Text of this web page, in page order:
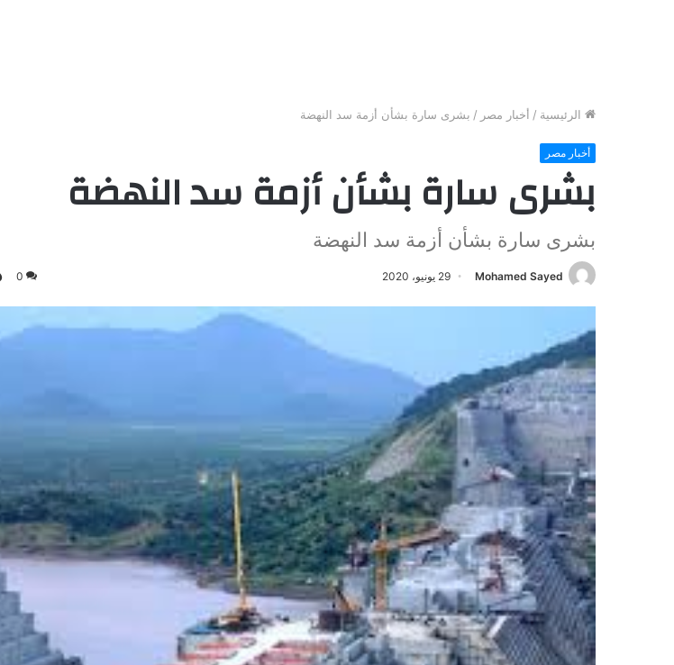
الرئيسية / أخبار مصر / بشرى سارة بشأن أزمة سد النهضة
أخبار مصر
بشرى سارة بشأن أزمة سد النهضة
بشرى سارة بشأن أزمة سد النهضة
Mohamed Sayed 29 يونيو، 2020 0